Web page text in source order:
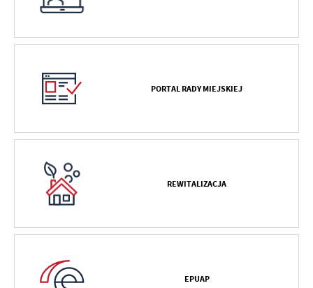
PORTAL RADY MIEJSKIEJ
REWITALIZACJA
EPUAP